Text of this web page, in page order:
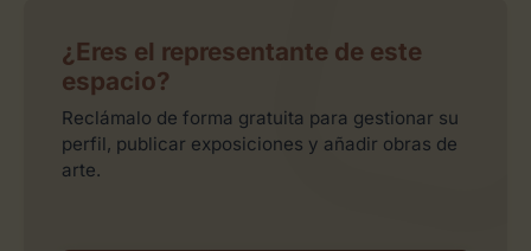
¿Eres el representante de este
espacio?
Reclámalo de forma gratuita para gestionar su
perfil, publicar exposiciones y añadir obras de
arte.